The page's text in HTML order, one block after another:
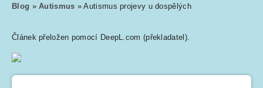
Blog »Autismus »Autismus projevy u dospělých
Článek přeložen pomocí DeepL.com (překladatel).